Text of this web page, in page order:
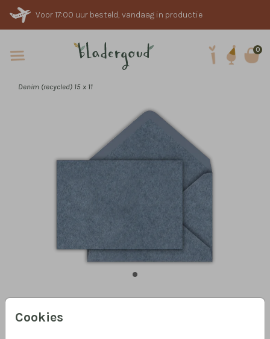
Voor 17:00 uur besteld, vandaag in productie
0
Cookies
Denim (recycled) 15 x 11
Denim (recycled) 15 x 11